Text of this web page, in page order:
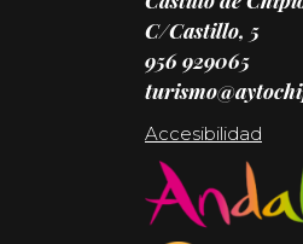
C/Castillo, 5
956 929065
Accesibilidad